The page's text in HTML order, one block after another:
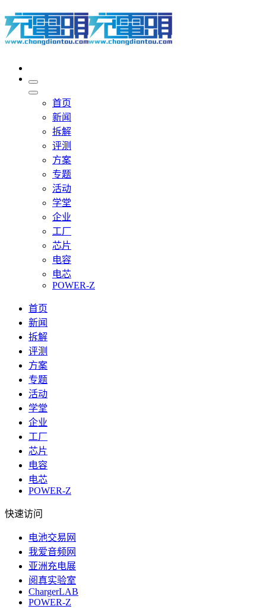
首页
新闻
拆解
评测
方案
专题
活动
学堂
企业
工厂
芯片
电容
电芯
POWER-Z
首页
新闻
拆解
评测
方案
专题
活动
学堂
企业
工厂
芯片
电容
电芯
POWER-Z
快速访问
电池交易网
我爱音频网
亚洲充电展
阅真实验室
ChargerLAB
POWER-Z